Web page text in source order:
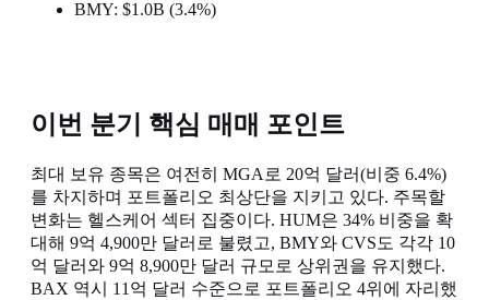
BMY: $1.0B (3.4%)
이번 분기 핵심 매매 포인트
최대 보유 종목은 여전히 MGA로 20억 달러(비중 6.4%)
를 차지하며 포트폴리오 최상단을 지키고 있다. 주목할
변화는 헬스케어 섹터 집중이다. HUM은 34% 비중을 확
대해 9억 4,900만 달러로 불렸고, BMY와 CVS도 각각 10
억 달러와 9억 8,900만 달러 규모로 상위권을 유지했다.
BAX 역시 11억 달러 수준으로 포트폴리오 4위에 자리했